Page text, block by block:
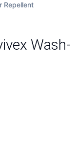
Repellent
Wash-